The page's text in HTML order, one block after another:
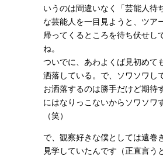
いうのは間違いなく「芸能人待
な芸能人を一目見ようと、ツア
帰ってくるところを待ち伏せし
ね。
ついでに、あわよくば見初めて
洒落している。で、ソワソワし
お洒落するのは勝手だけど期待
にはなりっこないからソワソワ
（笑）
で、観察好きな僕としては遠巻
見学していたんです（正直言う